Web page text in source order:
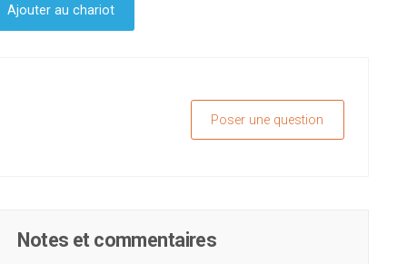
Ajouter au chariot
Poser une question
Notes et commentaires